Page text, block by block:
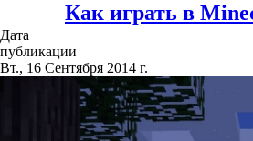
Как играть в
Дата
публикации
Вт., 16 Сентября 2014 г.